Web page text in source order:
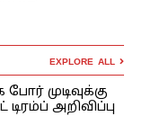
EXPLORE ALL
முடிவுக்கு
அறிவிப்பு